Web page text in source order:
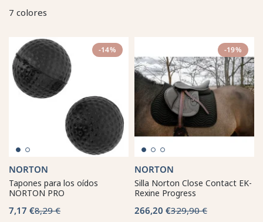
7 colores
-14%
NORTON
Tapones para los oídos
NORTON PRO
7,17 €8,29 €
-19%
NORTON
Silla Norton Close Contact EK-
Rexine Progress
266,20 €329,90 €